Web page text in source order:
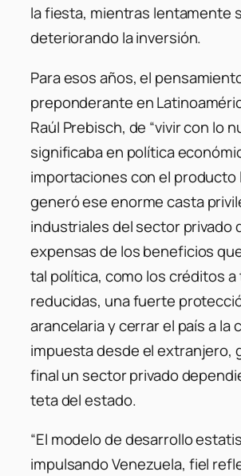
la fiesta, mientras lentamente
deteriorando la inversión.
Para esos años, el
preponderante en
Raúl Prebisch, de “vivir con lo
significaba en política
importaciones con el producto
generó ese enorme casta
industriales del sector privado
expensas de los beneficios
tal política, como los créditos a
reducidas, una fuerte
arancelaria y cerrar el país a la
impuesta desde el extranjero,
final un sector privado
teta del estado.
“El modelo de desarrollo
impulsando Venezuela, fiel